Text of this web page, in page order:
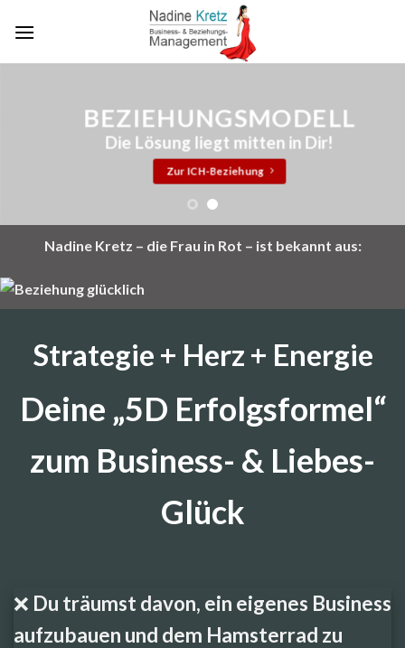
BEZIEHUNGSMODELL
Die Lösung liegt mitten in Dir!
Zur ICH-Beziehung
Nadine Kretz – die Frau in Rot – ist bekannt aus:
Strategie + Herz + Energie
Deine „5D Erfolgsformel“
zum Business- & Liebes-
Glück
❌ Du träumst davon, ein eigenes Business
aufzubauen und dem Hamsterrad zu